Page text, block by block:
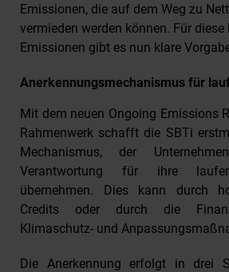
Emissionen, die auf dem Weg zu
vermieden werden können. Für diese
Emissionen gibt es nun klare
Anerkennungsmechanismus für
Mit dem neuen Ongoing Emissions
Rahmenwerk schafft die SBTi
Mechanismus, der
Verantwortung für ihre
übernehmen. Dies kann durch
Credits oder durch die
Klimaschutz- und
Die Anerkennung erfolgt in drei